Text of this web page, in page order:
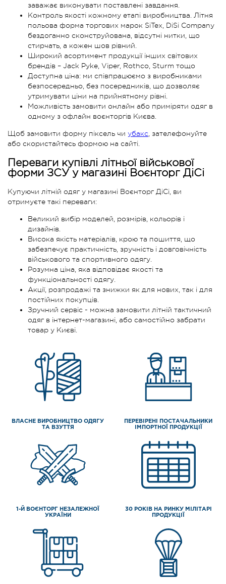
заважає виконувати поставлені завдання.
Контроль якості кожному етапі виробництва. Літня
польова форма торгових марок SiTex, DiSi Company
бездоганно сконструйована, відсутні нитки, що
стирчать, а кожен шов рівний.
Широкий асортимент продукції інших світових
брендів – Jack Pyke, Viper, Rothco, Sturm тощо
Доступна ціна: ми співпрацюємо з виробниками
безпосередньо, без посередників, що дозволяє
утримувати ціни на прийнятному рівні.
Можливість замовити онлайн або приміряти одяг в
одному з офлайн воєнторгів Києва.
Щоб замовити форму піксель чи убакс, зателефонуйте
або скористайтесь формою на сайті.
Переваги купівлі літньої військової
форми ЗСУ у магазині Воєнторг ДіСі
Купуючи літній одяг у магазині Воєнторг ДіСі, ви
отримуєте такі переваги:
Великий вибір моделей, розмірів, кольорів і
дизайнів.
Висока якість матеріалів, крою та пошиття, що
забезпечує практичність, зручність і довговічність
військового та спортивного одягу.
Розумна ціна, яка відповідає якості та
функціональності одягу.
Акції, розпродажі та знижки як для нових, так і для
постійних покупців.
Зручний сервіс - можна замовити літній тактичний
одяг в інтернет-магазині, або самостійно забрати
товар у Києві.
ВЛАСНЕ ВИРОБНИЦТВО ОДЯГУ
ТА ВЗУТТЯ
ПЕРЕВІРЕНІ ПОСТАЧАЛЬНИКИ
ІМПОРТНОЇ ПРОДУКЦІЇ
1-Й ВОЄНТОРГ НЕЗАЛЕЖНОЇ
УКРАЇНИ
30 РОКІВ НА РИНКУ МІЛІТАРІ
ПРОДУКЦІЇ